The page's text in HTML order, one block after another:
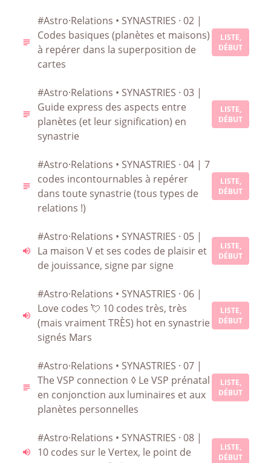
#Astro·Relations • SYNASTRIES · 02 |
Codes basiques (planètes et maisons)
à repérer dans la superposition de
cartes
LISTE,
DÉBUT
#Astro·Relations • SYNASTRIES · 03 |
Guide express des aspects entre
planètes (et leur signification) en
synastrie
LISTE,
DÉBUT
#Astro·Relations • SYNASTRIES · 04 | 7
codes incontournables à repérer
dans toute synastrie (tous types de
relations !)
LISTE,
DÉBUT
#Astro·Relations • SYNASTRIES · 05 |
La maison V et ses codes de plaisir et
de jouissance, signe par signe
LISTE,
DÉBUT
#Astro·Relations • SYNASTRIES · 06 |
Love codes 💘 10 codes très, très
(mais vraiment TRÈS) hot en synastrie
signés Mars
LISTE,
DÉBUT
#Astro·Relations • SYNASTRIES · 07 |
The VSP connection ◊ Le VSP prénatal
en conjonction aux luminaires et aux
planètes personnelles
LISTE,
DÉBUT
#Astro·Relations • SYNASTRIES · 08 |
10 codes sur le Vertex, le point de
LISTE,
DÉBUT